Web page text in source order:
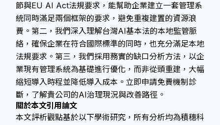
節與EU AI Act法規要求，能幫助企業建立一套管理系
統同時滿足兩個框架的要求，避免重複建置的資源浪
費。第二，我們深入理解台灣AI基本法的本地監管脈
絡，確保企業在符合國際標準的同時，也充分滿足本地
法規要求。第三，我們採用務實的缺口分析方法，以企
業現有管理系統為基礎進行優化，而非從頭重建，大幅
縮短導入時程並降低導入成本。立即申請免費機制診
斷，了解貴公司的AI治理現況與改善路徑。
關於本文引用論文
本文評析觀點基於以下學術研究，所有分析均為積穗科